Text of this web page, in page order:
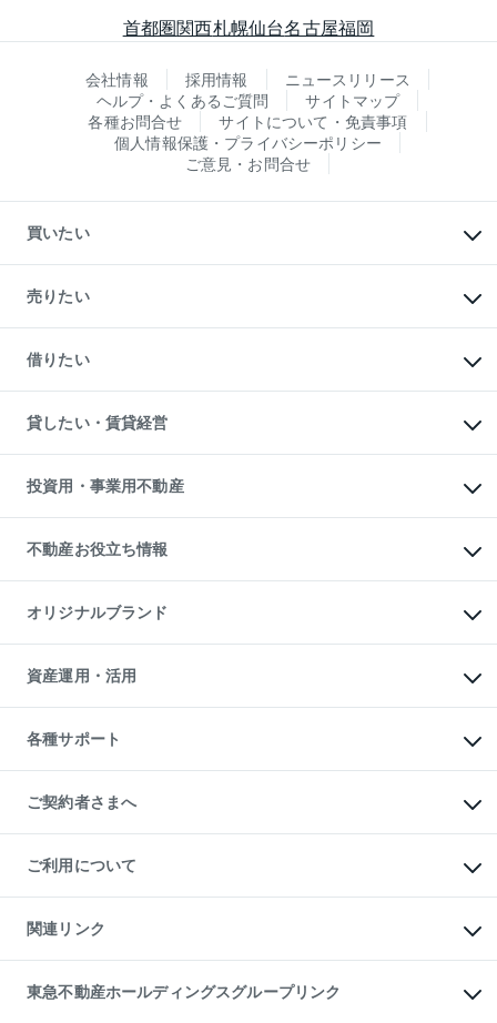
首都圏関西札幌仙台名古屋福岡
会社情報 採用情報
ニュースリリース
ヘルプ・よくあるご質問
サイトマップ
各種お問合せ
サイトについて・免責事項
個人情報保護・プライバシーポリシー
ご意見・お問合せ
買いたい
新築・分譲マンションの購入
中古マンションの購入
一戸建ての購入
中古一戸建ての購入
不動産購入の流れ
注目キーワード物件特集
購入ガイド
English 繁体中文簡体中文
売りたい
一戸建ての売却・査定
土地の売却・査定
スピードAI査定
不動産査定について
不動産売却の流れ
不動産買換えの流れ
売却ガイド
借りたい
オフィス・店舗の賃貸
借りるときの流れ
借りるガイド
貸したい・賃貸経営
マンション賃料データ
賃貸管理プラン
リロケーションについて
貸すガイド
投資用・事業用不動産
事業用不動産
マンション投資
投資用マンション
アパート経営
収益物件
ビル購入（ビル一棟）
投資用不動産の売却査定
事業用不動産の売却査定
不動産お役立ち情報
マンションライブラリー
人気マンションランキング
暮らしに役立つ不動産メディア
不動産相場・不動産価格情報
不動産コラム・ニュース
不動産用語集
不動産なんでもネット相談室
住まいの税金
オリジナルブランド
一棟リノベーションマンション
L`GENTE（ルジェンテ）
区分リノベーションマンション
投資用一棟レジデンスWELL
不動産小口投資
LEGACIA（レガシア）
資産運用・活用
不動産M&A
アセットマネジメント・出資
各種サポート
相続サポート
リフォームサポート
ご契約者さまへ
ご紹介・再契約特典
入居者様専用-各種ご案内（賃貸）
東急こすもす会「こすもすWeb」
ご利用について
金融商品取引について
東急リバブル ソーシャルメディアポリシー
ご意見・お問い合わせ（金融商品取引専用の相談・お問い合わせ窓口）
ダイレクトメール（郵送物）・Eメールなどの送付停止について
関連リンク
これからご結婚される方に東急百貨店のブライダルクラブ
人材サービスのご用命は 東急リバブルスタッフ株式会社まで
東急不動産ホールディングスグループリンク